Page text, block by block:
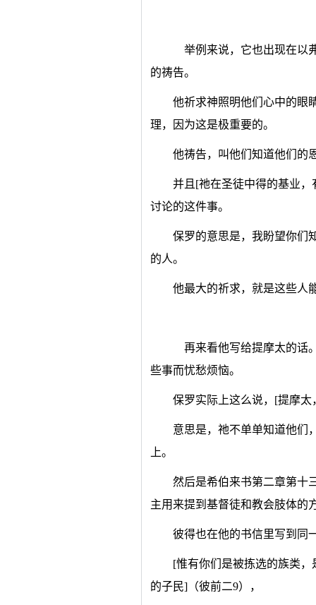
举例来说，它也出现在以
的祷告。
他祈求神照明他们心中的眼
理，因为这是极重要的。
他祷告，叫他们知道他们的
并且[祂在圣徒中得的基业
讨论的这件事。
保罗的意思是，我盼望你们
的人。
他最大的祈求，就是这些人
再来看他写给提摩太的话
些事而忧愁烦恼。
保罗实际上这么说，[提摩
意思是，祂不单单知道他们
上。
然后是希伯来书第二章第十
主用来提到基督徒和教会肢体的
彼得也在他的书信里写到同
[惟有你们是被拣选的族类
的子民]（彼前二9），